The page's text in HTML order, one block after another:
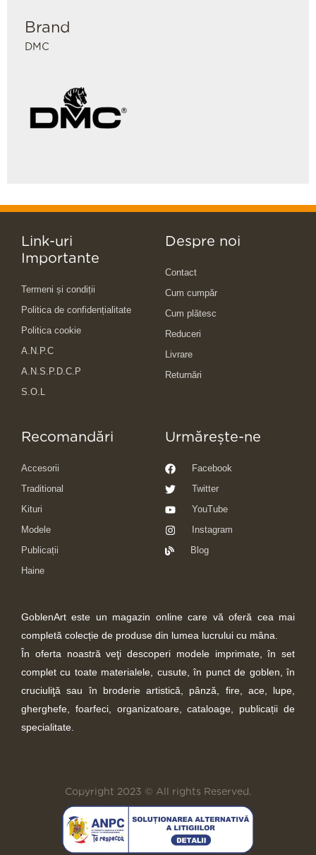
Brand
DMC
Link-uri
Importante
Termeni și condiții
Politica de confidențialitate
Politica cookie
A.N.P.C
A.N.S.P.D.C.P
S.O.L
Despre noi
Contact
Cum cumpăr
Cum plătesc
Reduceri
Livrare
Returnări
Recomandări
Accesorii
Traditional
Kituri
Modele
Publicații
Haine
Urmărește-ne
Facebook
Twitter
YouTube
Instagram
Blog
GoblenArt este un magazin online care vă oferă cea mai
completă colecție de produse din lumea lucrului cu mâna.
În oferta noastră veţi descoperi modele imprimate, în set
complet cu toate materialele, cusute, în punct de goblen, în
cruciuliţă sau în broderie artistică, pânză, fire, ace, lupe,
gherghefe, foarfeci, organizatoare, cataloage, publicații de
specialitate.
Copyright 2023 © All rights Reserved.